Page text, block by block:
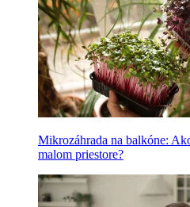
Mikrozáhrada na balkóne:
malom priestore?